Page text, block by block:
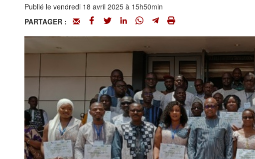
Publié le vendredi 18 avril 2025 à 15h50min
PARTAGER :